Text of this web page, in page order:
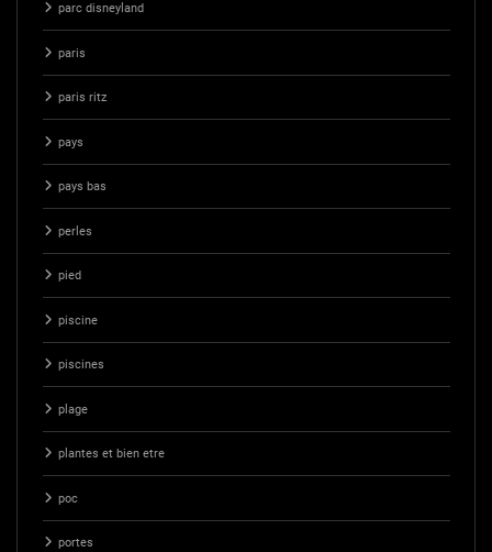
parc disneyland
paris
paris ritz
pays
pays bas
perles
pied
piscine
piscines
plage
plantes et bien etre
poc
portes